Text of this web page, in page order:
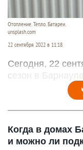
Отопление. Тепло. Батареи.
unsplash.com
22 сентября 2022 в 11:18
Сегодня, 22
сезон в Барнауле.
Когда в домах
и можно ли